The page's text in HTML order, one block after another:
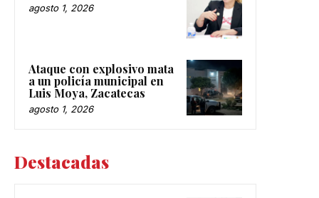
agosto 1, 2026
Ataque con explosivo mata
a un policía municipal en
Luis Moya, Zacatecas
agosto 1, 2026
Destacadas